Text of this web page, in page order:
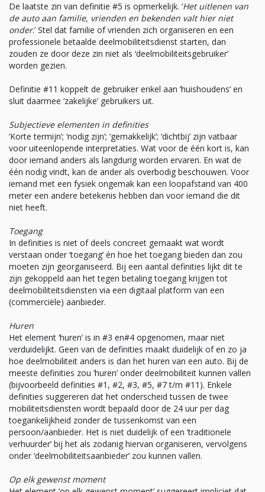
De laatste zin van definitie #5 is opmerkelijk. ‘Het uitlenen van
de auto aan familie, vrienden en bekenden valt hier niet
onder.’ Stel dat familie of vrienden zich organiseren en een
professionele betaalde deelmobiliteitsdienst starten, dan
zouden ze door deze zin niet als ‘deelmobiliteitsgebruiker’
worden gezien.
Definitie #11 koppelt de gebruiker enkel aan ‘huishoudens’ en
sluit daarmee ‘zakelijke’ gebruikers uit.
Subjectieve elementen in definities
‘Korte termijn’; ‘nodig zijn’; ‘gemakkelijk’; ‘dichtbij’ zijn vatbaar
voor uiteenlopende interpretaties. Wat voor de één kort is, kan
door iemand anders als langdurig worden ervaren. En wat de
één nodig vindt, kan de ander als overbodig beschouwen. Voor
iemand met een fysiek ongemak kan een loopafstand van 400
meter een andere betekenis hebben dan voor iemand die dit
niet heeft.
Toegang
In definities is niet of deels concreet gemaakt wat wordt
verstaan onder ‘toegang’ én hoe het toegang bieden dan zou
moeten zijn georganiseerd. Bij een aantal definities lijkt dit te
zijn gekoppeld aan het tegen betaling toegang krijgen tot
deelmobiliteitsdiensten via een digitaal platform van een
(commerciële) aanbieder.
Huren
Het element ‘huren’ is in #3 en#4 opgenomen, maar niet
verduidelijkt. Geen van de definities maakt duidelijk of en zo ja
hoe deelmobiliteit anders is dan het huren van een auto. Bij de
meeste definities zou ‘huren’ onder deelmobiliteit kunnen vallen
(bijvoorbeeld definities #1, #2, #3, #5, #7 t/m #11). Enkele
definities suggereren dat het onderscheid tussen de twee
mobiliteitsdiensten wordt bepaald door de 24 uur per dag
toegankelijkheid zonder de tussenkomst van een
persoon/aanbieder. Het is niet duidelijk of een ‘traditionele
verhuurder’ bij het als zodanig hiervan organiseren, vervolgens
onder ‘deelmobiliteitsaanbieder’ zou kunnen vallen.
Op elk gewenst moment